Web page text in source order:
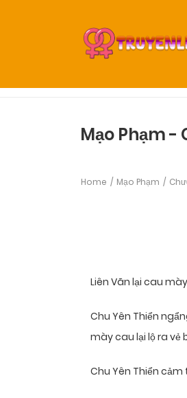
Mạo Phạm -
Home Mạo Phạm
Liên Vãn lại cau
Chu Yên Thiển
mày cau lại lộ ra vẻ
Chu Yên Thiển